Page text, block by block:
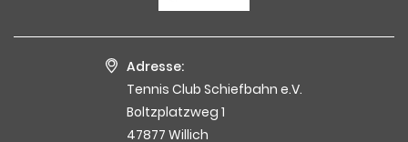
Adresse:
Tennis Club Schiefbahn e.V.
Boltzplatzweg 1
47877 Willich